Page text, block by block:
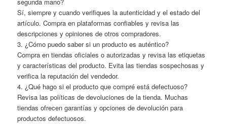
Sí, siempre y cuando verifiques la autenticidad y el estado del
artículo. Compra en plataformas confiables y revisa las
descripciones y opiniones de otros compradores.
3. ¿Cómo puedo saber si un producto es auténtico?
Compra en tiendas oficiales o autorizadas y revisa las etiquetas
y características del producto. Evita las tiendas sospechosas y
verifica la reputación del vendedor.
4. ¿Qué hago si el producto que compré está defectuoso?
Revisa las políticas de devoluciones de la tienda. Muchas
tiendas ofrecen garantías y opciones de devolución para
productos defectuosos.